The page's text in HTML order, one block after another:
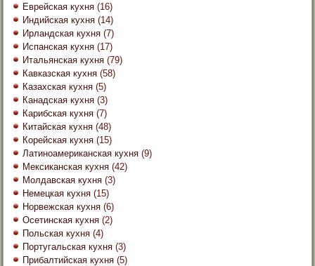
Еврейская кухня (16)
Индийская кухня (14)
Ирландская кухня (7)
Испанская кухня (17)
Итальянская кухня (79)
Кавказская кухня (58)
Казахская кухня (5)
Канадская кухня (3)
Карибская кухня (7)
Китайская кухня (48)
Корейская кухня (15)
Латиноамериканская кухня (9)
Мексиканская кухня (42)
Молдавская кухня (3)
Немецкая кухня (15)
Норвежская кухня (6)
Осетинская кухня (2)
Польская кухня (4)
Португальская кухня (3)
Прибалтийская кухня (5)